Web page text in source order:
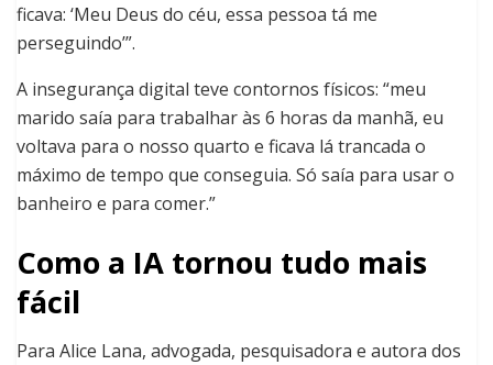
ficava: ‘Meu Deus do céu, essa pessoa tá me
perseguindo’”.
A insegurança digital teve contornos físicos: “meu
marido saía para trabalhar às 6 horas da manhã, eu
voltava para o nosso quarto e ficava lá trancada o
máximo de tempo que conseguia. Só saía para usar o
banheiro e para comer.”
Como a IA tornou tudo mais
fácil
Para Alice Lana, advogada, pesquisadora e autora dos